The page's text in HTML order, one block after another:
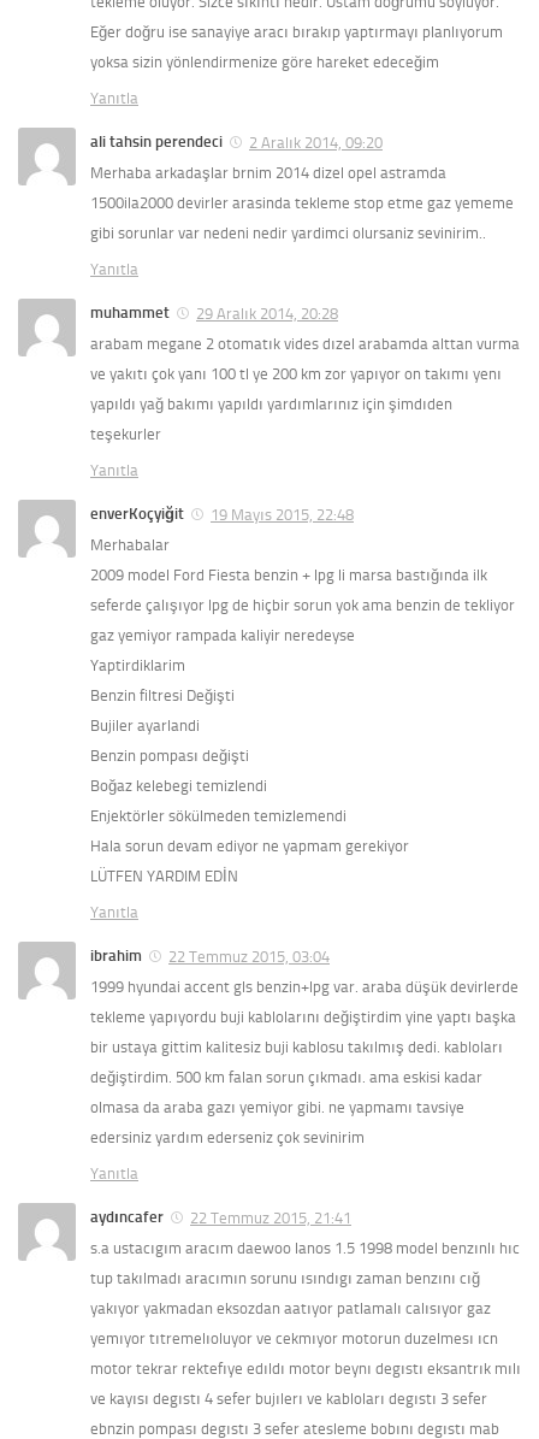
Eğer doğru ise sanayiye aracı bırakıp yaptırmayı planlıyorum
yoksa sizin yönlendirmenize göre hareket edeceğim
Yanıtla
ali tahsin perendeci
2 Aralık 2014, 09:20
Merhaba arkadaşlar brnim 2014 dizel opel astramda
1500ila2000 devirler arasinda tekleme stop etme gaz yememe
gibi sorunlar var nedeni nedir yardimci olursaniz sevinirim..
Yanıtla
muhammet
29 Aralık 2014, 20:28
arabam megane 2 otomatık vides dızel arabamda alttan vurma
ve yakıtı çok yanı 100 tl ye 200 km zor yapıyor on takımı yenı
yapıldı yağ bakımı yapıldı yardımlarınız için şimdıden
teşekurler
Yanıtla
enverKoçyiğit
19 Mayıs 2015, 22:48
Merhabalar
2009 model Ford Fiesta benzin + lpg li marsa bastığında ilk
seferde çalışıyor lpg de hiçbir sorun yok ama benzin de tekliyor
gaz yemiyor rampada kaliyir neredeyse
Yaptirdiklarim
Benzin filtresi Değişti
Bujiler ayarlandi
Benzin pompası değişti
Boğaz kelebegi temizlendi
Enjektörler sökülmeden temizlemendi
Hala sorun devam ediyor ne yapmam gerekiyor
LÜTFEN YARDIM EDİN
Yanıtla
ibrahim
22 Temmuz 2015, 03:04
1999 hyundai accent gls benzin+lpg var. araba düşük devirlerde
tekleme yapıyordu buji kablolarını değiştirdim yine yaptı başka
bir ustaya gittim kalitesiz buji kablosu takılmış dedi. kabloları
değiştirdim. 500 km falan sorun çıkmadı. ama eskisi kadar
olmasa da araba gazı yemiyor gibi. ne yapmamı tavsiye
edersiniz yardım ederseniz çok sevinirim
Yanıtla
aydıncafer
22 Temmuz 2015, 21:41
s.a ustacıgım aracım daewoo lanos 1.5 1998 model benzınlı hıc
tup takılmadı aracımın sorunu ısındıgı zaman benzını cığ
yakıyor yakmadan eksozdan aatıyor patlamalı calısıyor gaz
yemıyor tıtremelıoluyor ve cekmıyor motorun duzelmesı ıcn
motor tekrar rektefıye edıldı motor beynı degıstı eksantrık mılı
ve kayısı degıstı 4 sefer bujılerı ve kabloları degıstı 3 sefer
ebnzin pompası degıstı 3 sefer atesleme bobını degıstı mab